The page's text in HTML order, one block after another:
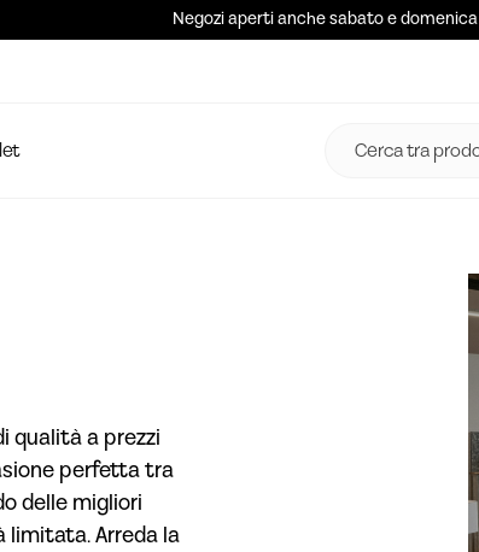
Negozi aperti anche sabato e domenica
qualità a prezzi
perfetta tra
delle migliori
Arreda la